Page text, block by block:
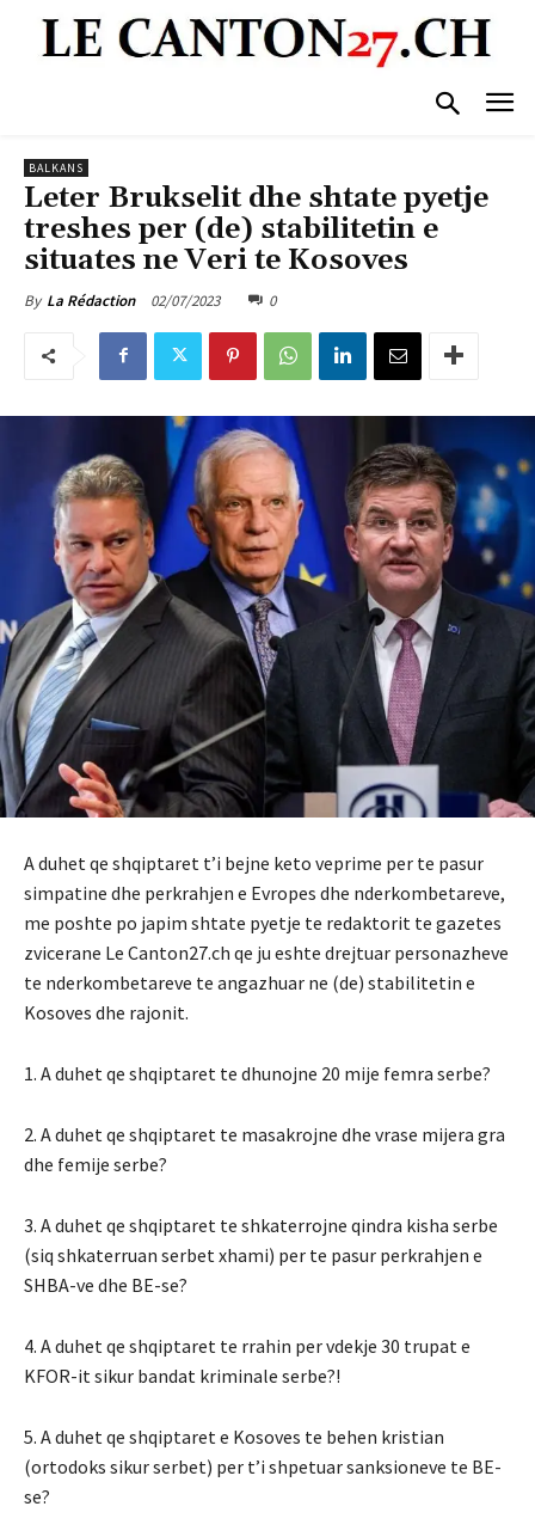
BALKANS
Leter Brukselit dhe shtate pyetje
treshes per (de) stabilitetin e
situates ne Veri te Kosoves
By La Rédaction 02/07/2023 0
A duhet qe shqiptaret t’i bejne keto veprime per te pasur
simpatine dhe perkrahjen e Evropes dhe nderkombetareve,
me poshte po japim shtate pyetje te redaktorit te gazetes
zvicerane Le Canton27.ch qe ju eshte drejtuar personazheve
te nderkombetareve te angazhuar ne (de) stabilitetin e
Kosoves dhe rajonit.
1. A duhet qe shqiptaret te dhunojne 20 mije femra serbe?
2. A duhet qe shqiptaret te masakrojne dhe vrase mijera gra
dhe femije serbe?
3. A duhet qe shqiptaret te shkaterrojne qindra kisha serbe
(siq shkaterruan serbet xhami) per te pasur perkrahjen e
SHBA-ve dhe BE-se?
4. A duhet qe shqiptaret te rrahin per vdekje 30 trupat e
KFOR-it sikur bandat kriminale serbe?!
5. A duhet qe shqiptaret e Kosoves te behen kristian
(ortodoks sikur serbet) per t’i shpetuar sanksioneve te BE-
se?